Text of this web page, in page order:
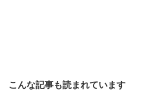
こんな記事も読まれています